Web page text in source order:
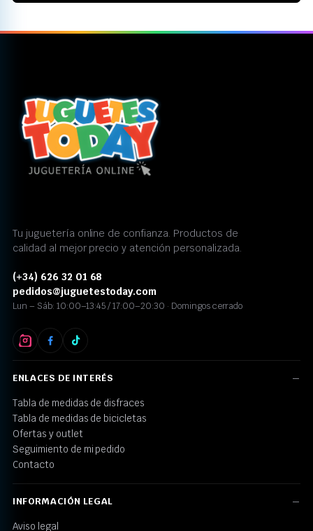
Tu juguetería online de confianza. Productos de
calidad al mejor precio y atención personalizada.
(+34) 626 32 01 68
pedidos@juguetestoday.com
Lun – Sáb: 10:00–13:45 / 17:00–20:30 · Domingos cerrado
ENLACES DE INTERÉS
Tabla de medidas de disfraces
Tabla de medidas de bicicletas
Ofertas y outlet
Seguimiento de mi pedido
Contacto
INFORMACIÓN LEGAL
Aviso legal